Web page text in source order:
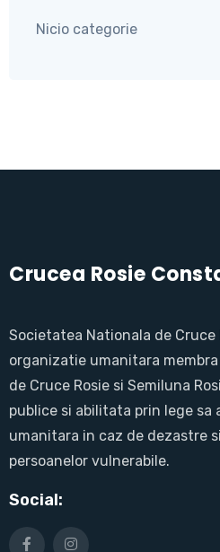
Nicio categorie
Crucea Rosie
Societatea Nationala de Cruce
organizatie umanitara
de Cruce Rosie si Semiluna
publice si abilitata prin lege sa
umanitara in caz de dezastre
persoanelor vulnerabile.
Social: